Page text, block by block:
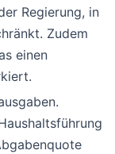
Regierung, in
Zudem
einen